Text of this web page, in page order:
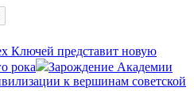
Ключей представит новую
рока
Зарождение Академии
к вершинам советской